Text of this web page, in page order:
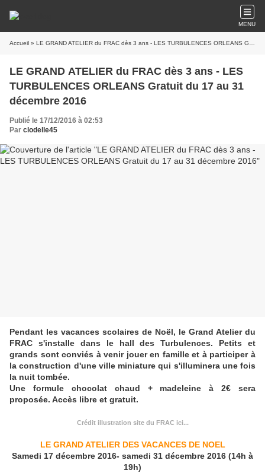
MENU
Accueil » LE GRAND ATELIER du FRAC dès 3 ans - LES TURBULENCES ORLEANS Gratuit du 17 au 31 décembre 2016
LE GRAND ATELIER du FRAC dès 3 ans - LES
TURBULENCES ORLEANS Gratuit du 17 au 31
décembre 2016
Publié le 17/12/2016 à 02:53
Par clodelle45
Pendant les vacances scolaires de Noël, le Grand Atelier du
FRAC s'installe dans le hall des Turbulences. Petits et
grands sont conviés à venir jouer en famille et à participer à
la construction d'une ville miniature qui s'illuminera une fois
la nuit tombée.
Une formule chocolat chaud + madeleine à 2€ sera
proposée. Accès libre et gratuit.
Crédit illustration site du FRAC ici...
LE GRAND ATELIER DES VACANCES DE NOEL
Samedi 17 décembre 2016- samedi 31 décembre 2016 (14h à
19h)